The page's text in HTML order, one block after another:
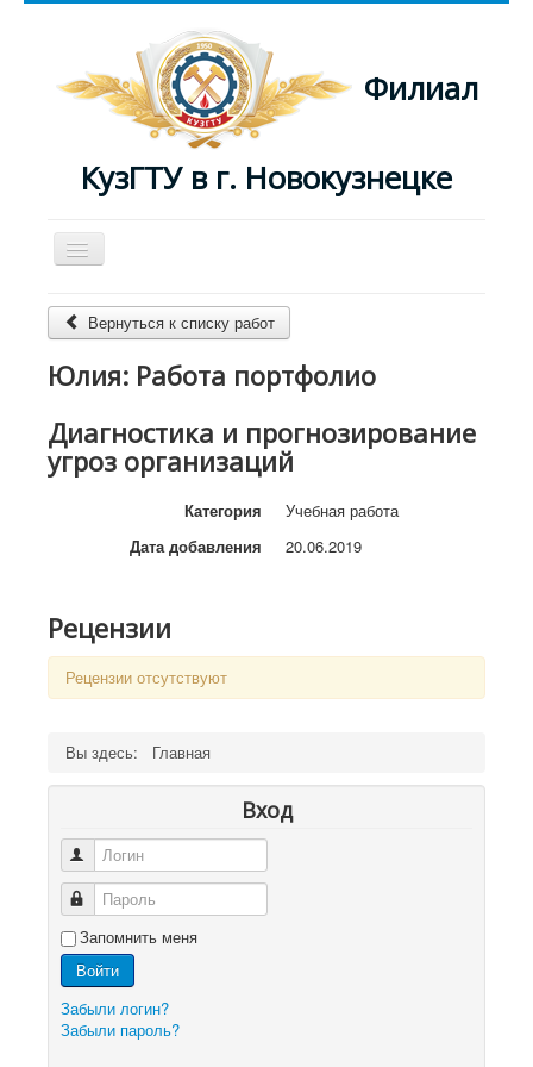
Филиал
КузГТУ в г. Новокузнецке
Включить/
выключить
Главная
Журнал
Вернуться к списку работ
Юлия: Работа портфолио
Диагностика и прогнозирование
угроз организаций
Категория
Учебная работа
Дата добавления
20.06.2019
Рецензии
Рецензии отсутствуют
Вы здесь: Главная
Вход
Логин
Пароль
Запомнить меня
Войти
Забыли логин?
Забыли пароль?